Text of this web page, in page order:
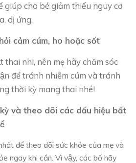
giúp cho bé giảm thiểu nguy cơ
dị ứng.
cảm cúm, ho hoặc sốt
thai nhi, nên mẹ hãy chăm sóc
để tránh nhiễm cúm và tránh
thời kỳ mang thai nhé!
và theo dõi các dấu hiệu bất
để theo dõi sức khỏe của mẹ và
ngay khi cần. Vì vậy, các bố hãy